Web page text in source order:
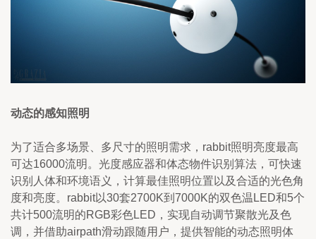
动态的感知照明
为了适合多场景、多尺寸的照明需求，rabbit照明亮度最高
可达16000流明。光度感应器和体态物件识别算法，可快速
识别人体和环境语义，计算最佳照明位置以及合适的光色角
度和亮度。rabbit以30套2700K到7000K的双色温LED和5个
共计500流明的RGB彩色LED，实现自动调节聚散光及色
调，并借助airpath滑动跟随用户，提供智能的动态照明体